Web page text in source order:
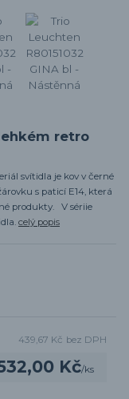
retro
svítidla je kov v černé
s paticí E14, která
produkty. V sériie
celý popis
Kč/ks
439,67 Kč bez DPH